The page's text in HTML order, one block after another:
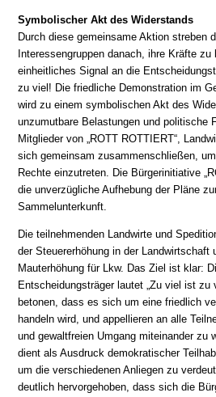
Symbolischer Akt des Widerstands
Durch diese gemeinsame Aktion streben
Interessengruppen danach, ihre Kräfte zu
einheitliches Signal an die
zu viel! Die friedliche Demonstration im
wird zu einem symbolischen Akt des
unzumutbare Belastungen und politische
Mitglieder von „ROTT ROTTIERT“,
sich gemeinsam zusammenschließen,
Rechte einzutreten. Die Bürgerinitiative
die unverzügliche Aufhebung der Pläne
Sammelunterkunft.
Die teilnehmenden Landwirte und
der Steuererhöhung in der Landwirtschaft
Mauterhöhung für Lkw. Das Ziel ist klar:
Entscheidungsträger lautet „Zu viel ist zu
betonen, dass es sich um eine friedlich
handeln wird, und appellieren an alle
und gewaltfreien Umgang miteinander zu
dient als Ausdruck demokratischer
um die verschiedenen Anliegen zu
deutlich hervorgehoben, dass sich die